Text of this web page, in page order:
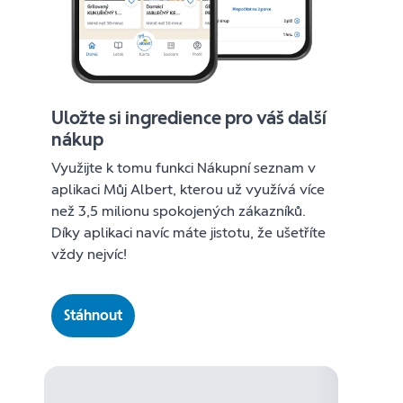
Uložte si ingredience pro váš další
nákup
Využijte k tomu funkci Nákupní seznam v
aplikaci Můj Albert, kterou už využívá více
než 3,5 milionu spokojených zákazníků.
Díky aplikaci navíc máte jistotu, že ušetříte
vždy nejvíc!
Stáhnout